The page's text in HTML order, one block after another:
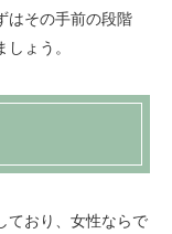
はその手前の段階
ょう。
ており、女性ならで